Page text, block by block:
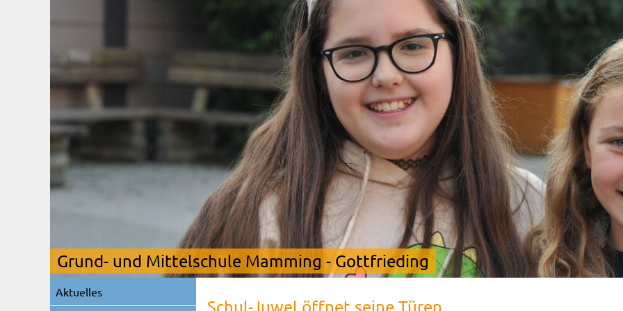
Grund- und Mittelschule Mamming - Gottfrieding
Schul-Juwel öffnet seine Türen
Navigation
überspringen
Aktuelles